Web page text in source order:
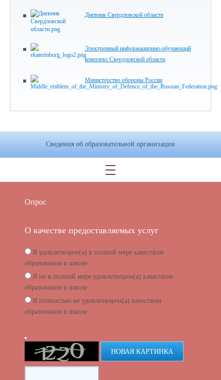
Дневник Свердловской области
Электронный информационно-обучающий
комплекс Свердловской области
Министерство обороны России
Сведения об образовательной организации
Опрос
О качестве предоставляемых услуг
Я удовлетворен(а) в полной мере качеством
образования в школе
Я не в полной мере удовлетворен(а) качеством
образования в школе
Я полностью не удовлетворен(а) качеством
образования в школе
НОВАЯ КАРТИНКА